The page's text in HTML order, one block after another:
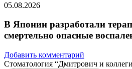
05.08.2026
В Японии разработали
смертельно опасные
Добавить комментарий
Стоматология “Дмитрович и